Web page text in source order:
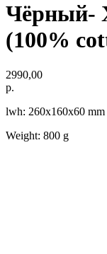
Чёрный-
(100%
2990,00
р.
lwh: 260x160x60 mm
Weight: 800 g